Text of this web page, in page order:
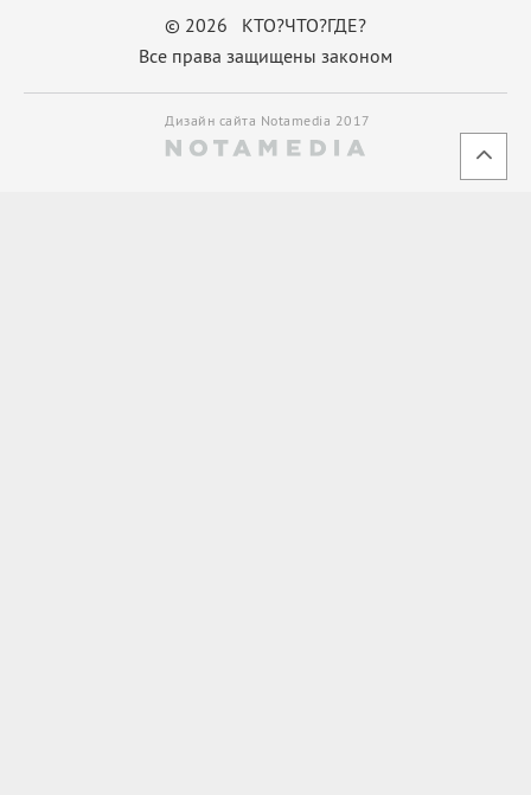
© 2026 КТО?ЧТО?ГДЕ?
Все права защищены законом
Дизайн сайта Notamedia 2017